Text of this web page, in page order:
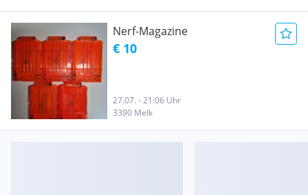
Nerf-Magazine
€ 10
27.07. - 21:06 Uhr
3390 Melk